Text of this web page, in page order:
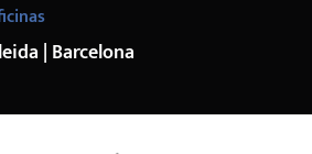
| Barcelona